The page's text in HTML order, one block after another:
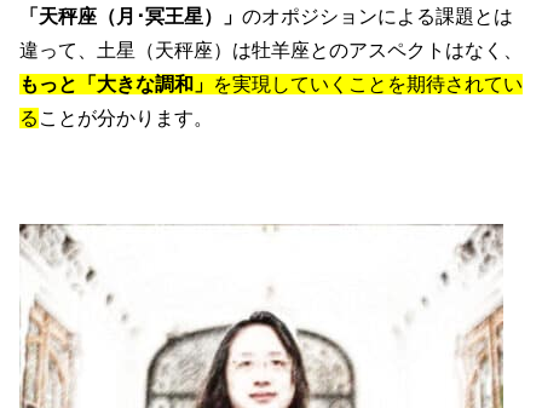
「天秤座（月･冥王星）」 のオポジションによる課題とは
違って、土星（天秤座）は牡羊座とのアスペクトはなく、
もっと「大きな調和」 を実現していくことを期待されてい
る ことが分かります。